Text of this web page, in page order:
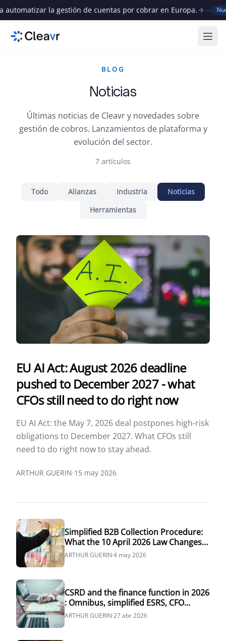
la gestión de cuentas por cobrar en Europa. — Nuevo
BLOG
Noticias
Últimas noticias de Cleavr y novedades sobre
gestión de cobros. Lanzamientos de plataforma y
evolución del sector.
7 artículos
Todo Alianzas Industria
Noticias
Herramientas
EU AI Act: August 2026 deadline
pushed to December 2027 - what
CFOs still need to do right now
EU AI Act: the May 7, 2026 deal postpones high-risk
obligations to December 2027. What CFOs still
need to do right now to stay ahead.
ARTHUR GUERIN·15 may 2026
Simplified B2B Collection Procedure:
What the 10 April 2026 Law Changes
for French CFOs
ARTHUR GUERIN·4 may 2026
CSRD and the finance function in 2026
: Omnibus, simplified ESRS, CFO
playbook
ARTHUR GUERIN·27 abr 2026